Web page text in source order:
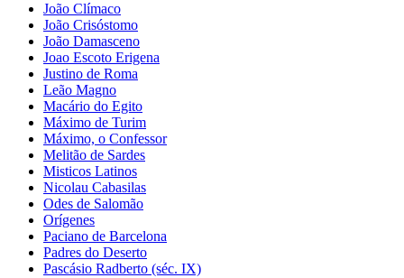
João Clímaco
João Crisóstomo
João Damasceno
Joao Escoto Erigena
Justino de Roma
Leão Magno
Macário do Egito
Máximo de Turim
Máximo, o Confessor
Melitão de Sardes
Misticos Latinos
Nicolau Cabasilas
Odes de Salomão
Orígenes
Paciano de Barcelona
Padres do Deserto
Pascásio Radberto (séc. IX)